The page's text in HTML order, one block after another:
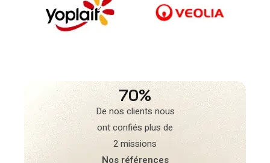
70%
De nos clients nous
ont confiés plus de
2 missions
Nos références